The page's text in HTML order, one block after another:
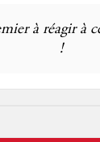
à réagir à
!